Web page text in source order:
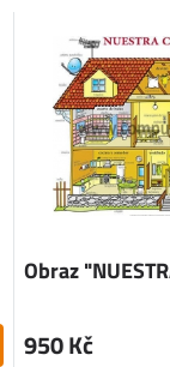
Obraz
950 Kč